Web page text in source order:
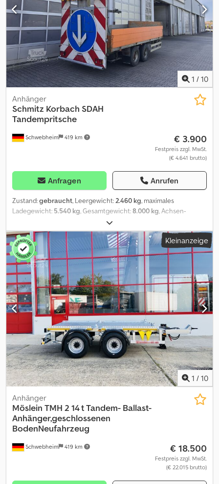
Gewährleistung im kaufrechtlichen Sinne dar. Ausschlaggebend
ist die Beschreibung gemäß Kaufvertrag. Unser Angebot ist
generell ohne neue TÜV-Abnahme. Falls neue TÜV-Abnahme
erwünscht, unterbreiten wir Ihnen gerne ein Angebot unserer
Partnerwerkstätten! Fahrzeug kann mit Werbung beklebt
und/oder beschriftet sein. Es gelten unsere allgemeinen Liefer-
und Zahlungsbedingungen.
1 / 10
Schwebheim 419 km
Anhänger
Schmitz Korbach SDAH
Tandempritsche
€ 3.900
Festpreis zzgl. MwSt.
(€ 4.641 brutto)
Anfragen Anrufen
Zustand:gebraucht, Leergewicht: 2.460 kg, maximales
Ladegewicht: 5.540 kg , Gesamtgewicht:8.000 kg , Achsen-
, Erstzulassung:
5.000 mm, Federung:Sonstige, Reifengröße:235/75 R 17,5,
Radstand:
990 mm, Farbe: Sonstige, Getriebetyp:Sonstige,
Vorderreifengröße: 235/75 R 17,5, Hinterreifengröße:235/75 R
17,5, Fahrerkabine:Sonstige , Emissionsklasse:
, Ausstattung:
Druckluftbremse
, mit Beleuchtungsanlage, , -- Druckfehler,
Irrtümer und Änderungen vorbehalten, Muster- Bilder --, Mehr
Daten unter: !, More Details: ! Dcodpozrhlvsfx Am Ejk
Kleinanzeige
1 / 10
Schwebheim 419 km
Anhänger
Möslein TMH 2 14 t Tandem- Ballast-
Anhänger,geschlossenen
BodenNeufahrzeug
€ 18.500
Festpreis zzgl. MwSt.
(€ 22.015 brutto)